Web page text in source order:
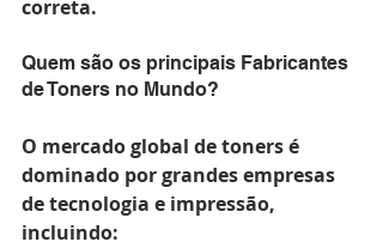
correta.
Quem são os principais Fabricantes
de Toners no Mundo?
O mercado global de toners é
dominado por grandes empresas
de tecnologia e impressão,
incluindo: